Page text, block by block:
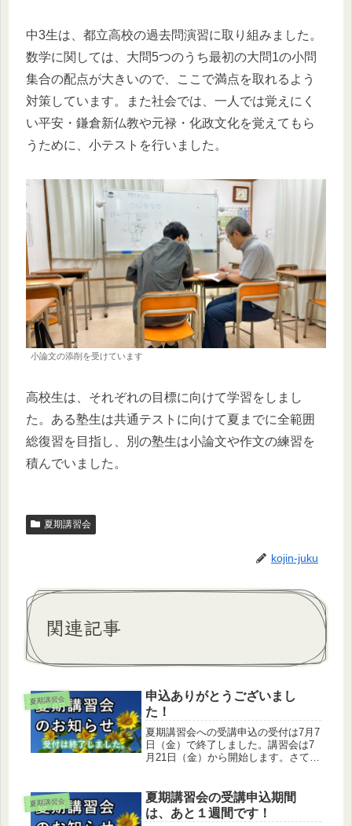
中3生は、都立高校の過去問演習に取り組みました。
数学に関しては、大問5つのうち最初の大問1の小問
集合の配点が大きいので、ここで満点を取れるよう
対策しています。また社会では、一人では覚えにく
い平安・鎌倉新仏教や元禄・化政文化を覚えてもら
うために、小テストを行いました。
小論文の添削を受けています
高校生は、それぞれの目標に向けて学習をしまし
た。ある塾生は共通テストに向けて夏までに全範囲
総復習を目指し、別の塾生は小論文や作文の練習を
積んでいました。
夏期講習会
kojin-juku
関連記事
夏期講習会
申込ありがとうございまし
た！
夏期講習会への受講申込の受付は7月7
日（金）で終了しました。講習会は7
月21日（金）から開始します。さて、
す。一般項が\(\;\; a_n \;=\;
n\cdot2^{n-...
夏期講習会
夏期講習会の受講申込期間
は、あと１週間です！